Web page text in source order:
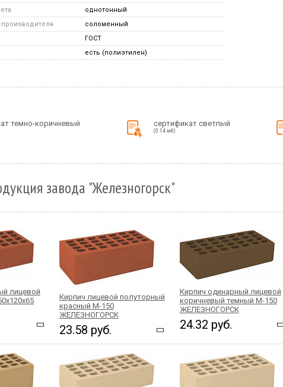
однотонный
производителя
соломенный
ГОСТ
есть (полиэтилен)
темно-коричневый сертификат светлый
(0.14 мб)
завода "Железногорск"
лицевой
Кирпич лицевой полуторный
красный М-150
ЖЕЛЕЗНОГОРСК
23.58 руб.
Кирпич одинарный лицевой
коричневый темный М-150
ЖЕЛЕЗНОГОРСК
24.32 руб.